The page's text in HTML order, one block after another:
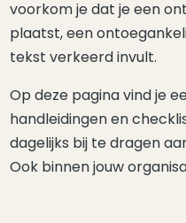
voorkom je dat je een
plaatst, een
tekst verkeerd invult.
Op deze pagina vind je
handleidingen en
dagelijks bij te dragen
Ook binnen jouw